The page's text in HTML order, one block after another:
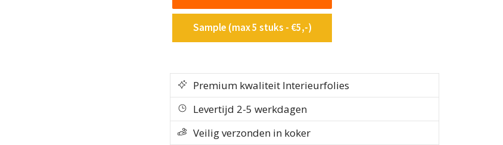
Pink
Sand
aantal
Sample (max 5 stuks - €5,-)
Premium kwaliteit Interieurfolies
Levertijd 2-5 werkdagen
Veilig verzonden in koker